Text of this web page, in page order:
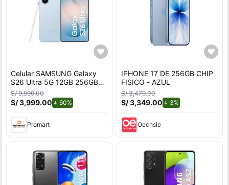
Celular SAMSUNG Galaxy
S26 Ultra 5G 12GB 256GB
Azul
S/ 9,999.00
S/ 3,999.00 60%
Promart
IPHONE 17 DE 256GB CHIP
FISICO - AZUL
S/ 3,479.00
S/ 3,349.00 3%de descuento.
Oechsle